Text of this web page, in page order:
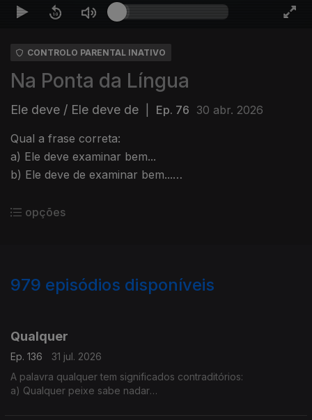
CONTROLO PARENTAL INATIVO
Na Ponta da Língua
Ele deve / Ele deve de Ep. 76 30 abr. 2026
Qual a frase correta:
a) Ele deve examinar bem...
b) Ele deve de examinar bem...
opções
979 episódios disponíveis
Qualquer
Ep. 136
31 jul. 2026
A palavra qualquer tem significados contraditórios:
a) Qualquer peixe sabe nadar